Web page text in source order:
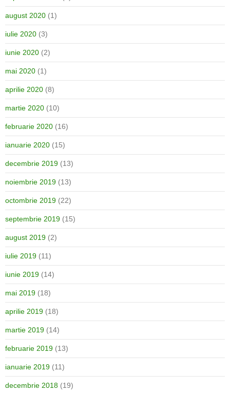
august 2020 (1)
iulie 2020 (3)
iunie 2020 (2)
mai 2020 (1)
aprilie 2020 (8)
martie 2020 (10)
februarie 2020 (16)
ianuarie 2020 (15)
decembrie 2019 (13)
noiembrie 2019 (13)
octombrie 2019 (22)
septembrie 2019 (15)
august 2019 (2)
iulie 2019 (11)
iunie 2019 (14)
mai 2019 (18)
aprilie 2019 (18)
martie 2019 (14)
februarie 2019 (13)
ianuarie 2019 (11)
decembrie 2018 (19)